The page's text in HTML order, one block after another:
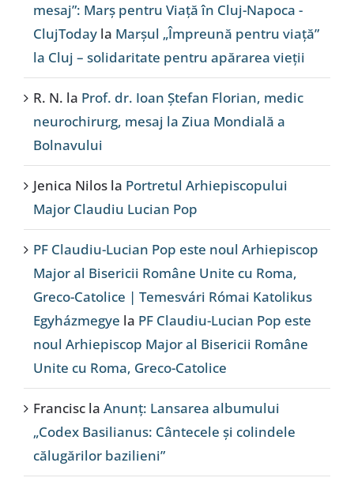
mesaj”: Marș pentru Viață în Cluj-Napoca -
ClujToday la Marșul „Împreună pentru viață”
la Cluj – solidaritate pentru apărarea vieții
R. N. la Prof. dr. Ioan Ștefan Florian, medic
neurochirurg, mesaj la Ziua Mondială a
Bolnavului
Jenica Nilos la Portretul Arhiepiscopului
Major Claudiu Lucian Pop
PF Claudiu-Lucian Pop este noul Arhiepiscop
Major al Bisericii Române Unite cu Roma,
Greco-Catolice | Temesvári Római Katolikus
Egyházmegye la PF Claudiu-Lucian Pop este
noul Arhiepiscop Major al Bisericii Române
Unite cu Roma, Greco-Catolice
Francisc la Anunț: Lansarea albumului
„Codex Basilianus: Cântecele și colindele
călugărilor bazilieni”